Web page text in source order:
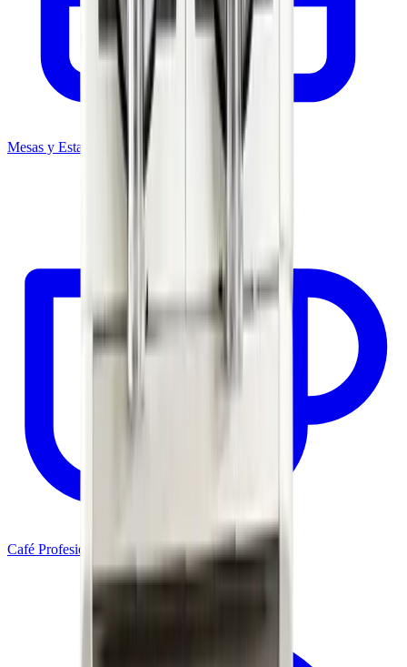
Mesas y Estantería
Café Profesional